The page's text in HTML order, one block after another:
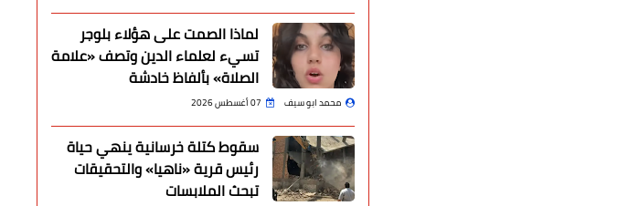
لماذا الصمت على هؤلاء بلوجر
تسيء لعلماء الدين وتصف «علامة
الصلاة» بألفاظ خادشة
محمد ابو سيف 07 أغسطس 2026
سقوط كتلة خرسانية ينهي حياة
رئيس قرية «ناهيا» والتحقيقات
تبحث الملابسات